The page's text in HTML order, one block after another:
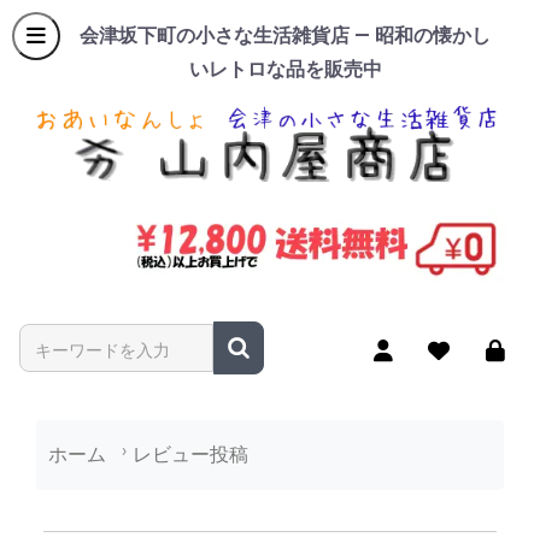
会津坂下町の小さな生活雑貨店 — 昭和の懐かし
いレトロな品を販売中
商品名やキーワードを入力
ホーム レビュー投稿